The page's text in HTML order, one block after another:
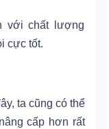
với chất lượng
cực tốt.
ta cũng có thể
cấp hơn rất